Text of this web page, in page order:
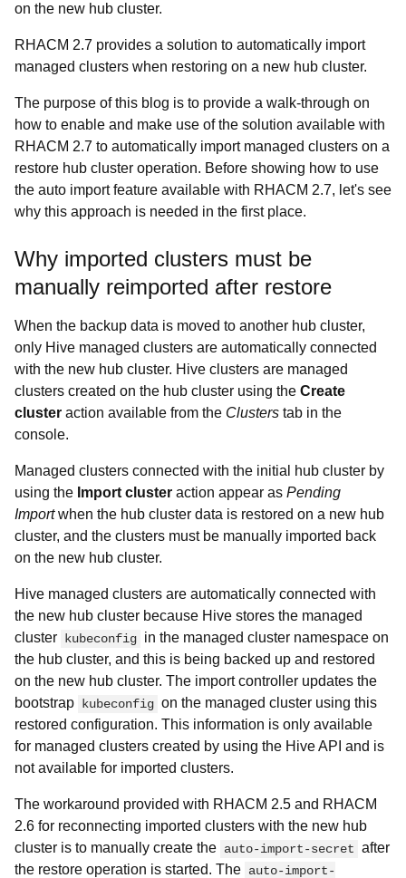
on the new hub cluster.
RHACM 2.7 provides a solution to automatically import
managed clusters when restoring on a new hub cluster.
The purpose of this blog is to provide a walk-through on
how to enable and make use of the solution available with
RHACM 2.7 to automatically import managed clusters on a
restore hub cluster operation. Before showing how to use
the auto import feature available with RHACM 2.7, let's see
why this approach is needed in the first place.
Why imported clusters must be
manually reimported after restore
When the backup data is moved to another hub cluster,
only Hive managed clusters are automatically connected
with the new hub cluster. Hive clusters are managed
clusters created on the hub cluster using the Create
cluster action available from the Clusters tab in the
console.
Managed clusters connected with the initial hub cluster by
using the Import cluster action appear as Pending
Import when the hub cluster data is restored on a new hub
cluster, and the clusters must be manually imported back
on the new hub cluster.
Hive managed clusters are automatically connected with
the new hub cluster because Hive stores the managed
cluster
kubeconfig in the managed cluster namespace on
the hub cluster, and this is being backed up and restored
on the new hub cluster. The import controller updates the
bootstrap
kubeconfig on the managed cluster using this
restored configuration. This information is only available
for managed clusters created by using the Hive API and is
not available for imported clusters.
The workaround provided with RHACM 2.5 and RHACM
2.6 for reconnecting imported clusters with the new hub
cluster is to manually create the auto-import-secret after
the restore operation is started. The auto-import-